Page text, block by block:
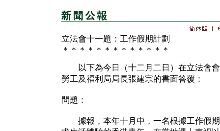
立法會十一題：工作假期計劃
＊＊＊＊＊＊＊＊＊＊＊＊＊
以下為今日（十二月二日）在立法會會
勞工及福利局局長張建宗的書面答覆：
問題：
據報，本年十月中，一名根據工作假期